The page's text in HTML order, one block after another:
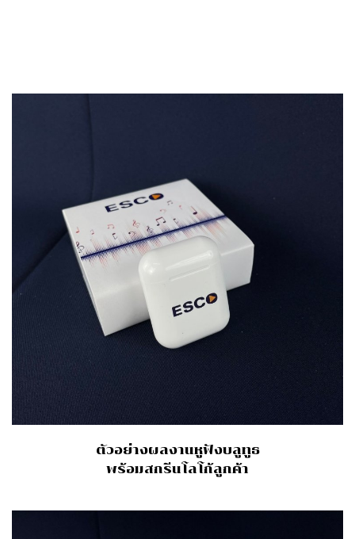
ตัวอย่างผลงานหูฟังบลูทูธ
พร้อมสกรีนโลโก้ลูกค้า